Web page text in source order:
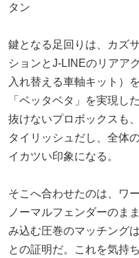
タン
鍵となる足回りは、カズ
ションとJ-LINEのリアア
入れ替える車軸キット）
「ベッタベタ」を実現し
抜けないプロボックスも
タイリッシュだし、全体
イカツい印象になる。
そこへ合わせたのは、ワ
ノーマルフェンダーのま
み込む圧巻のマッチング
との証明だ。これを気持